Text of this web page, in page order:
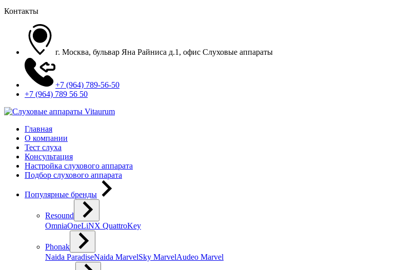
Контакты
г. Москва, бульвар Яна Райниса д.1, офис Слуховые аппараты
+7 (964) 789-56-50
+7 (964) 789 56 50
Главная
О компании
Тест слуха
Консультация
Настройка слухового аппарата
Подбор слухового аппарата
Популярные бренды
Resound
OmniaOneLiNX QuattroKey
Phonak
Naida ParadiseNaida MarvelSky MarvelAudeo Marvel